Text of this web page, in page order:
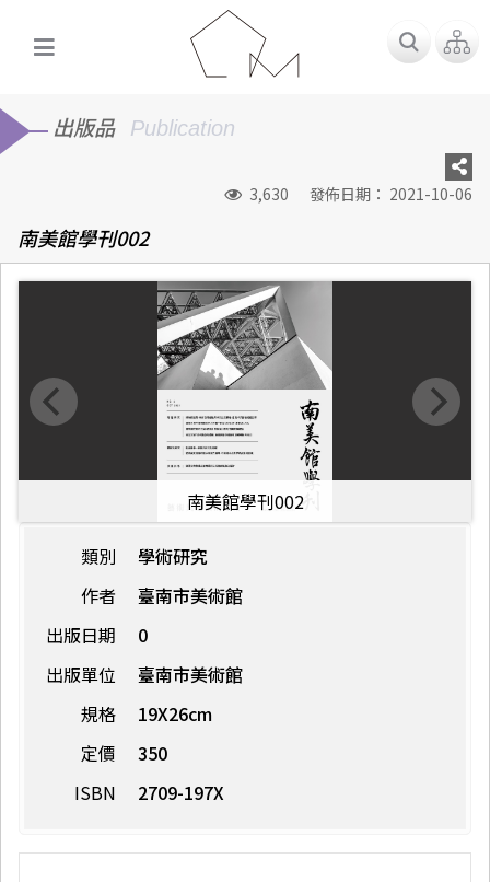
出版品 Publication
3,630 發佈日期： 2021-10-06
南美館學刊002
南美館學刊002
類別
學術研究
作者
臺南市美術館
出版日期
0
出版單位
臺南市美術館
規格
19X26cm
定價
350
ISBN
2709-197X